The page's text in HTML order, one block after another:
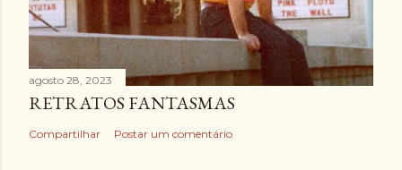
agosto 28, 2023
RETRATOS FANTASMAS
Compartilhar Postar um comentário